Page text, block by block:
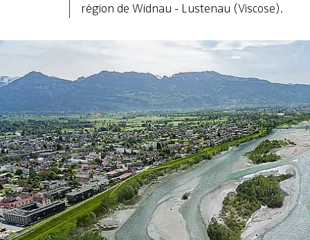
région de Widnau - Lustenau (Viscose).